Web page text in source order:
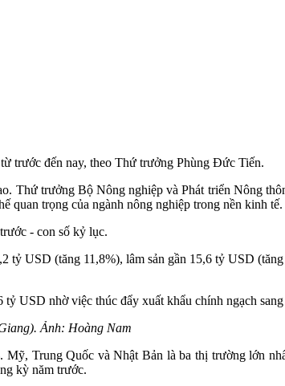
trước đến nay, theo Thứ trưởng Phùng Đức Tiến.
Thứ trưởng Bộ Nông nghiệp và Phát triển Nông
quan trọng của ngành nông nghiệp trong nền kinh tế.
- con số kỷ lục.
USD (tăng 11,8%), lâm sản gần 15,6 tỷ USD
USD nhờ việc thúc đẩy xuất khẩu chính ngạch
Ảnh: Hoàng Nam
Trung Quốc và Nhật Bản là ba thị trường lớn
kỳ năm trước.